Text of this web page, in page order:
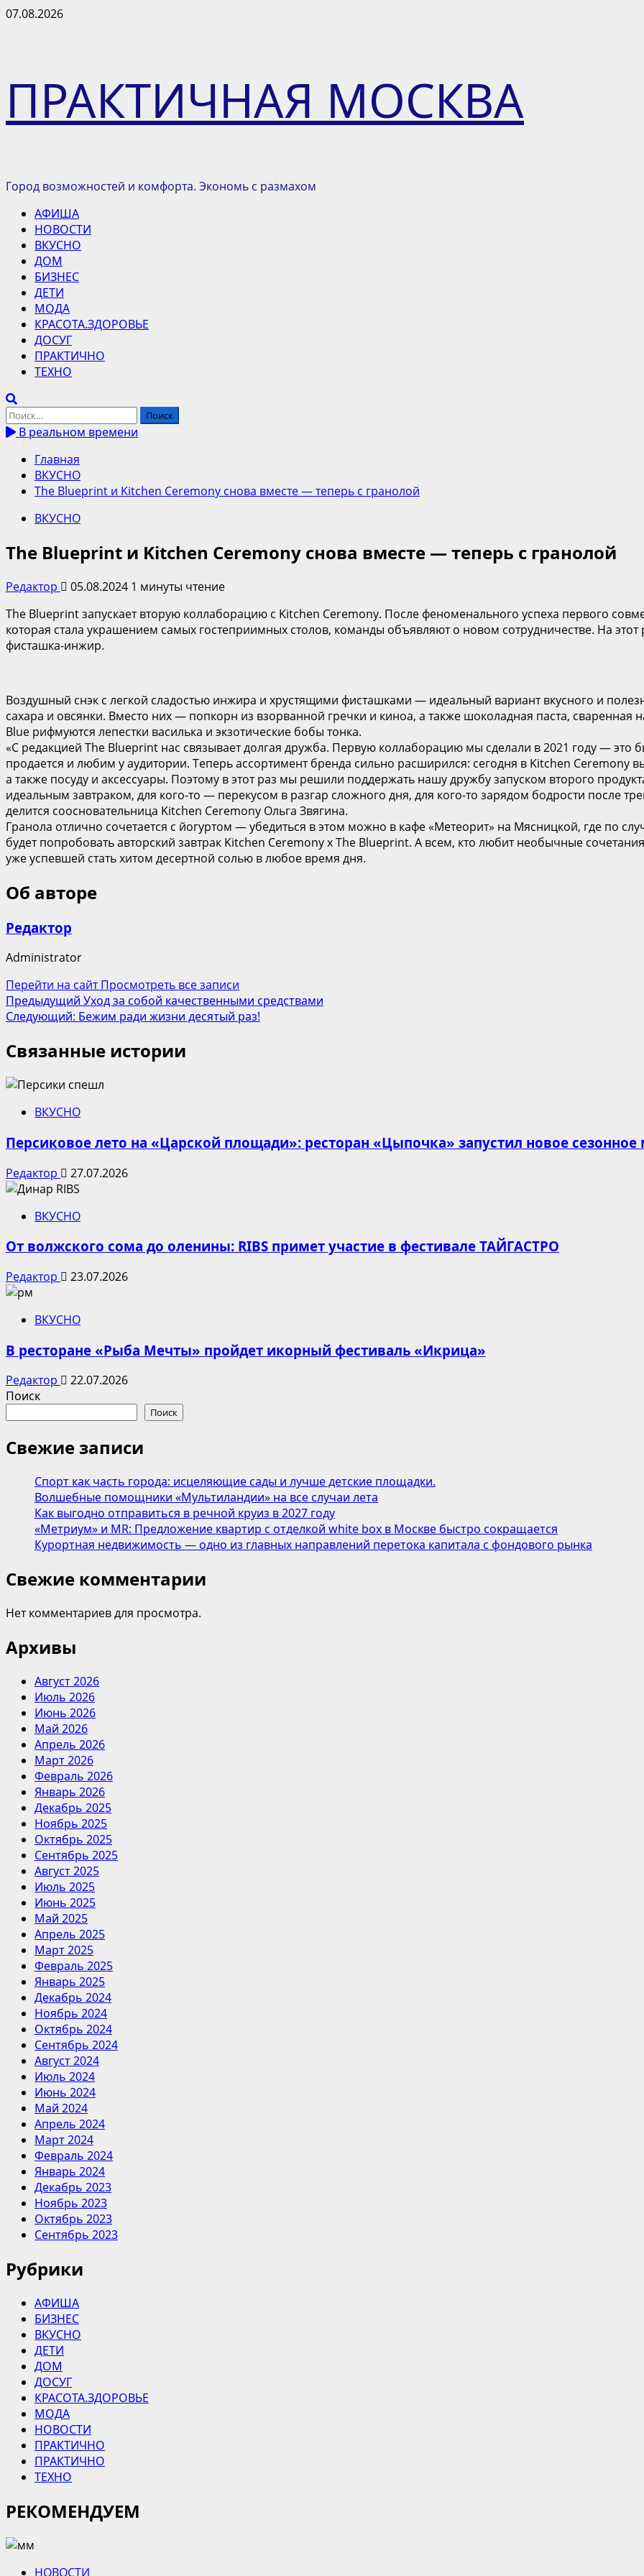
Перейти
07.08.2026
ПРАКТИЧНАЯ МОСКВА
Город возможностей и комфорта. Экономь с размахом
Основное
меню
АФИША
НОВОСТИ
ВКУСНО
ДОМ
БИЗНЕС
ДЕТИ
МОДА
КРАСОТА.ЗДОРОВЬЕ
ДОСУГ
ПРАКТИЧНО
ТЕХНО
Найти:
В реальном времени
Главная
ВКУСНО
The Blueprint и Kitchen Ceremony снова вместе — теперь с гранолой
ВКУСНО
The Blueprint и Kitchen Ceremony снова вместе — теперь с гранолой
Редактор 05.08.2024 1 минуты чтение
The Blueprint запускает вторую коллаборацию с Kitchen Ceremony. После феноменального успеха первого
которая стала украшением самых гостеприимных столов, команды объявляют о новом сотрудничестве. На
фисташка-инжир.
Воздушный снэк с легкой сладостью инжира и хрустящими фисташками — идеальный вариант вкусного и
сахара и овсянки. Вместо них — попкорн из взорванной гречки и киноа, а также шоколадная паста,
Blue рифмуются лепестки василька и экзотические бобы тонка.
«С редакцией The Blueprint нас связывает долгая дружба. Первую коллаборацию мы сделали в 2021 году — это
продается и любим у аудитории. Теперь ассортимент бренда сильно расширился: сегодня в Kitchen Ceremony
а также посуду и аксессуары. Поэтому в этот раз мы решили поддержать нашу дружбу запуском второго
идеальным завтраком, для кого-то — перекусом в разгар сложного дня, для кого-то зарядом бодрости после
делится соосновательница Kitchen Ceremony Ольга Звягина.
Гранола отлично сочетается с йогуртом — убедиться в этом можно в кафе «Метеорит» на Мясницкой, где по
будет попробовать авторский завтрак Kitchen Ceremony x The Blueprint. А всем, кто любит необычные
уже успевшей стать хитом десертной солью в любое время дня.
Об авторе
Редактор
Administrator
Перейти на сайтПросмотреть все записи
Навигация
записи
Предыдущий Уход за собой качественными средствами
Следующий: Бежим ради жизни десятый раз!
Связанные истории
ВКУСНО
Персиковое лето на «Царской площади»: ресторан «Цыпочка» запустил новое
Редактор 27.07.2026
ВКУСНО
От волжского сома до оленины: RIBS примет участие в фестивале ТАЙГАСТРО
Редактор 23.07.2026
ВКУСНО
В ресторане «Рыба Мечты» пройдет икорный фестиваль «Икрица»
Редактор
22.07.2026
Поиск
Поиск
Свежие записи
Спорт как часть города: исцеляющие сады и лучше детские площадки.
Волшебные помощники «Мультиландии» на все случаи лета
Как выгодно отправиться в речной круиз в 2027 году
«Метриум» и MR: Предложение квартир с отделкой white box в Москве быстро сокращается
Курортная недвижимость — одно из главных направлений перетока капитала с фондового рынка
Свежие комментарии
Нет комментариев для просмотра.
Архивы
Август 2026
Июль 2026
Июнь 2026
Май 2026
Апрель 2026
Март 2026
Февраль 2026
Январь 2026
Декабрь 2025
Ноябрь 2025
Октябрь 2025
Сентябрь 2025
Август 2025
Июль 2025
Июнь 2025
Май 2025
Апрель 2025
Март 2025
Февраль 2025
Январь 2025
Декабрь 2024
Ноябрь 2024
Октябрь 2024
Сентябрь 2024
Август 2024
Июль 2024
Июнь 2024
Май 2024
Апрель 2024
Март 2024
Февраль 2024
Январь 2024
Декабрь 2023
Ноябрь 2023
Октябрь 2023
Сентябрь 2023
Рубрики
АФИША
БИЗНЕС
ВКУСНО
ДЕТИ
ДОМ
ДОСУГ
КРАСОТА.ЗДОРОВЬЕ
МОДА
НОВОСТИ
ПРАКТИЧНО
ПРАКТИЧНО
ТЕХНО
РЕКОМЕНДУЕМ
НОВОСТИ